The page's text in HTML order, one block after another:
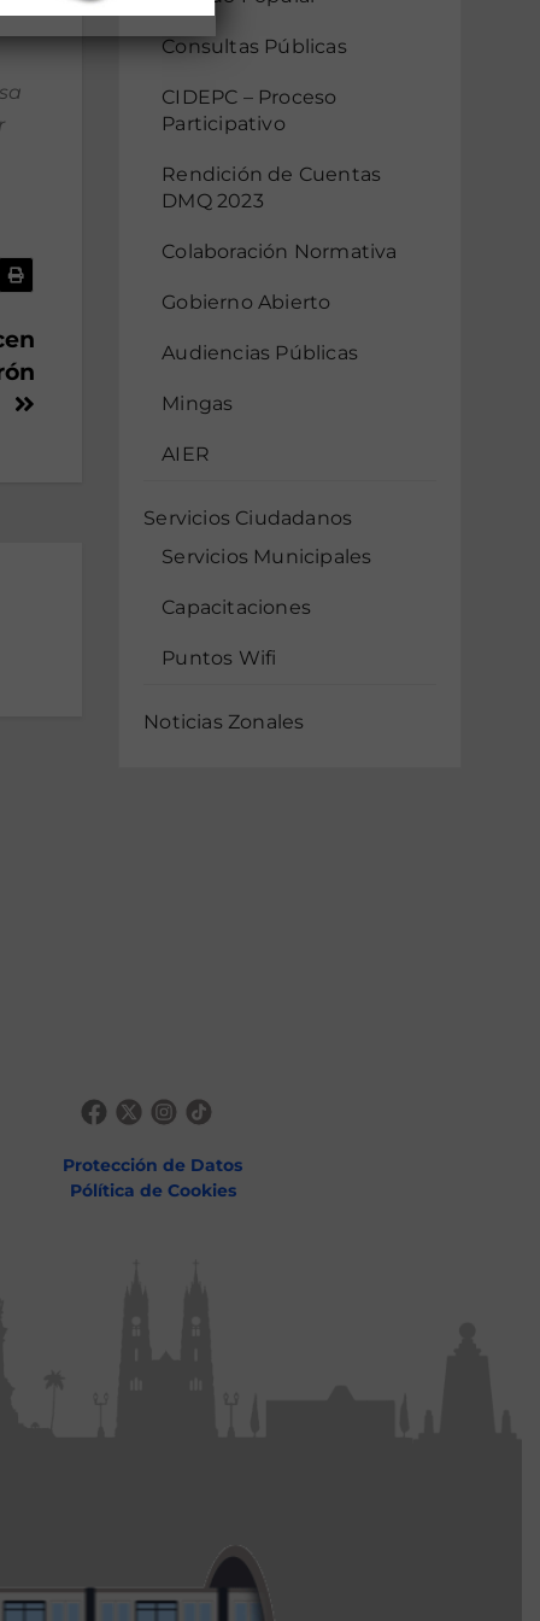
Consultas Públicas
CIDEPC – Proceso
Participativo
Rendición de Cuentas
DMQ 2023
Colaboración Normativa
Gobierno Abierto
Audiencias Públicas
Mingas
AIER
Servicios Ciudadanos
Servicios Municipales
Capacitaciones
Puntos Wifi
Noticias Zonales
Protección de Datos
Pólítica de Cookies